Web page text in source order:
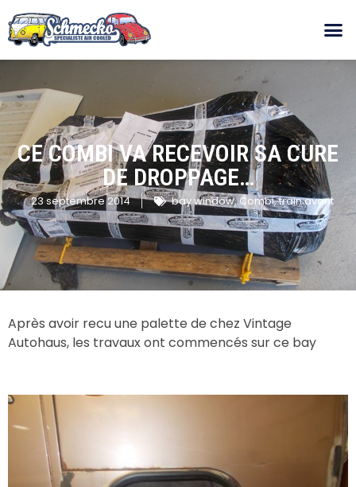
CE COMBI VA RECEVOIR SA CURE
DE DROPPAGE…
23 septembre 2014 bay window,Combi,train avant
Après avoir recu une palette de chez Vintage
Autohaus, les travaux ont commencés sur ce bay